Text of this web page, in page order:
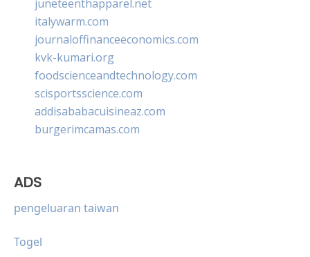
juneteenthapparel.net
italywarm.com
journaloffinanceeconomics.com
kvk-kumari.org
foodscienceandtechnology.com
scisportsscience.com
addisababacuisineaz.com
burgerimcamas.com
ADS
pengeluaran taiwan
Togel